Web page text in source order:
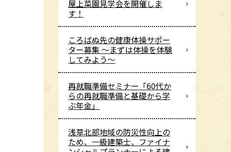
屋上菜園見学会を開催しま
す！
ころばぬ先の健康体操サポー
ター募集 ～まずは体操を体験
してみよう～
再就職準備セミナー「60代か
らの再就職準備と基礎から学
ぶ年金」
浅草北部地域の防災性向上の
ため、一級建築士、ファイナ